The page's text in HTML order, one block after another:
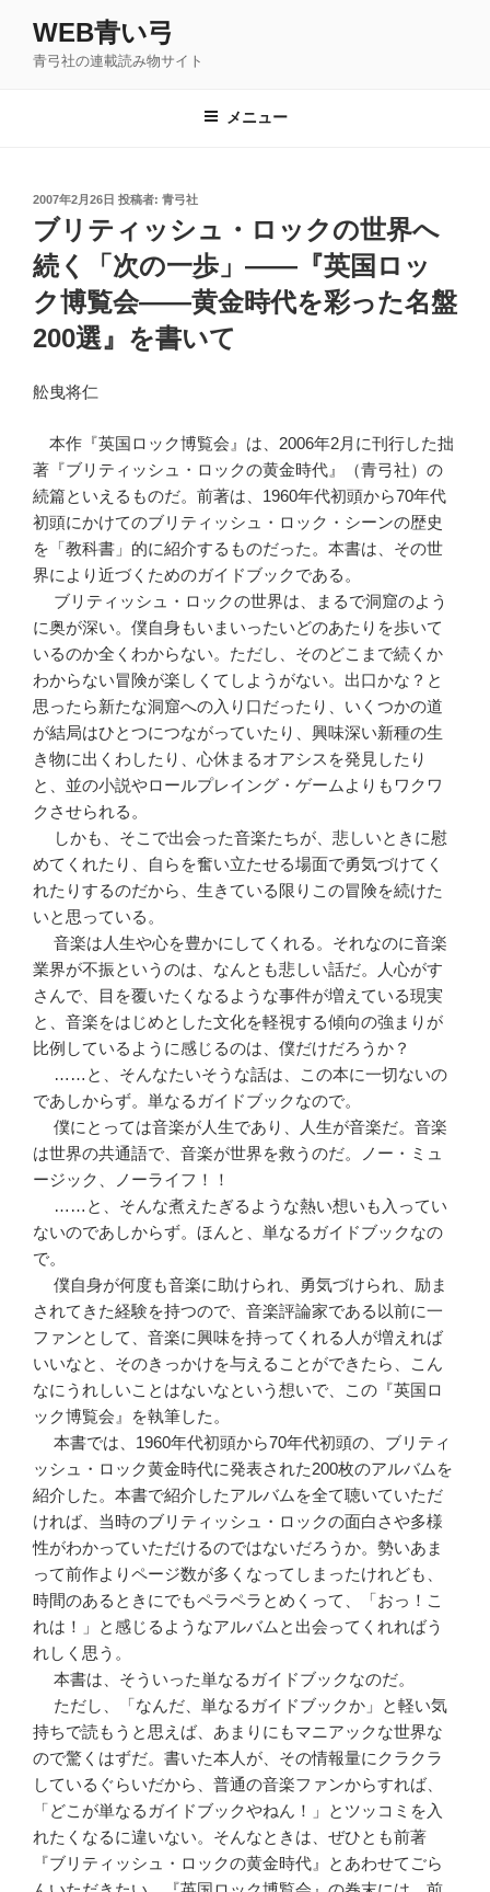
WEB青い弓
青弓社の連載読み物サイト
メニュー
投
稿
日:
2007年2月26日 投稿者: 青弓社
ブリティッシュ・ロックの世界へ
続く「次の一歩」――『英国ロッ
ク博覧会――黄金時代を彩った名盤
200選』を書いて
舩曳将仁
本作『英国ロック博覧会』は、2006年2月に刊行した拙
著『ブリティッシュ・ロックの黄金時代』（青弓社）の
続篇といえるものだ。前著は、1960年代初頭から70年代
初頭にかけてのブリティッシュ・ロック・シーンの歴史
を「教科書」的に紹介するものだった。本書は、その世
界により近づくためのガイドブックである。
ブリティッシュ・ロックの世界は、まるで洞窟のよう
に奥が深い。僕自身もいまいったいどのあたりを歩いて
いるのか全くわからない。ただし、そのどこまで続くか
わからない冒険が楽しくてしようがない。出口かな？と
思ったら新たな洞窟への入り口だったり、いくつかの道
が結局はひとつにつながっていたり、興味深い新種の生
き物に出くわしたり、心休まるオアシスを発見したり
と、並の小説やロールプレイング・ゲームよりもワクワ
クさせられる。
しかも、そこで出会った音楽たちが、悲しいときに慰
めてくれたり、自らを奮い立たせる場面で勇気づけてく
れたりするのだから、生きている限りこの冒険を続けた
いと思っている。
音楽は人生や心を豊かにしてくれる。それなのに音楽
業界が不振というのは、なんとも悲しい話だ。人心がす
さんで、目を覆いたくなるような事件が増えている現実
と、音楽をはじめとした文化を軽視する傾向の強まりが
比例しているように感じるのは、僕だけだろうか？
……と、そんなたいそうな話は、この本に一切ないの
であしからず。単なるガイドブックなので。
僕にとっては音楽が人生であり、人生が音楽だ。音楽
は世界の共通語で、音楽が世界を救うのだ。ノー・ミュ
ージック、ノーライフ！！
……と、そんな煮えたぎるような熱い想いも入ってい
ないのであしからず。ほんと、単なるガイドブックなの
で。
僕自身が何度も音楽に助けられ、勇気づけられ、励ま
されてきた経験を持つので、音楽評論家である以前に一
ファンとして、音楽に興味を持ってくれる人が増えれば
いいなと、そのきっかけを与えることができたら、こん
なにうれしいことはないなという想いで、この『英国ロ
ック博覧会』を執筆した。
本書では、1960年代初頭から70年代初頭の、ブリティ
ッシュ・ロック黄金時代に発表された200枚のアルバムを
紹介した。本書で紹介したアルバムを全て聴いていただ
ければ、当時のブリティッシュ・ロックの面白さや多様
性がわかっていただけるのではないだろうか。勢いあま
って前作よりページ数が多くなってしまったけれども、
時間のあるときにでもペラペラとめくって、「おっ！こ
れは！」と感じるようなアルバムと出会ってくれればう
れしく思う。
本書は、そういった単なるガイドブックなのだ。
ただし、「なんだ、単なるガイドブックか」と軽い気
持ちで読もうと思えば、あまりにもマニアックな世界な
ので驚くはずだ。書いた本人が、その情報量にクラクラ
しているぐらいだから、普通の音楽ファンからすれば、
「どこが単なるガイドブックやねん！」とツッコミを入
れたくなるに違いない。そんなときは、ぜひとも前著
『ブリティッシュ・ロックの黄金時代』とあわせてごら